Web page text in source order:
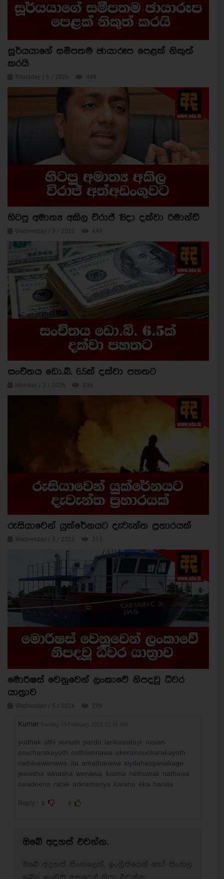
සූර්යයාගේ සමීපතම ඡායාරූප පෙළක් නිකුත්
කරයි
Thursday / 6 / 2026 449
හිටපු අමාත්‍ය අකිල විරාජ් 18දා දක්වා රිමාන්ඩ්
Wednesday / 5 / 2026 448
සංචිතය ඩො.බි. 6.5ක් දක්වා පහතට
Monday / 3 / 2026 336
රුසියාවෙන් යුක්රේනයට දැවැන්ත ප්‍රහාරයක්
Wednesday / 5 / 2026 315
මොරිෂස් වෙනුවෙන් ලංකාවේ නිපදවූ ධීවර
යාත්‍රාව
Wednesday / 5 / 2026 299
Kumar
yudhak athi vunoth pardu lankawatayi. rusian
ssucharakayoth nathiwenawa ukerainsucharakayoth
nathivewenawa. ita amatharawa siydahasganakage
jeewitha winasha wenawa. kisima hethuwak nathuwa
swadeena ratak arkramanya karana eka harida.
Reply : 0 0
ඔබේ අදහස් එවන්න.